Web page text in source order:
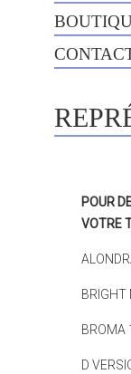
POUR
VOTRE
BRIGHT
BROMA
D